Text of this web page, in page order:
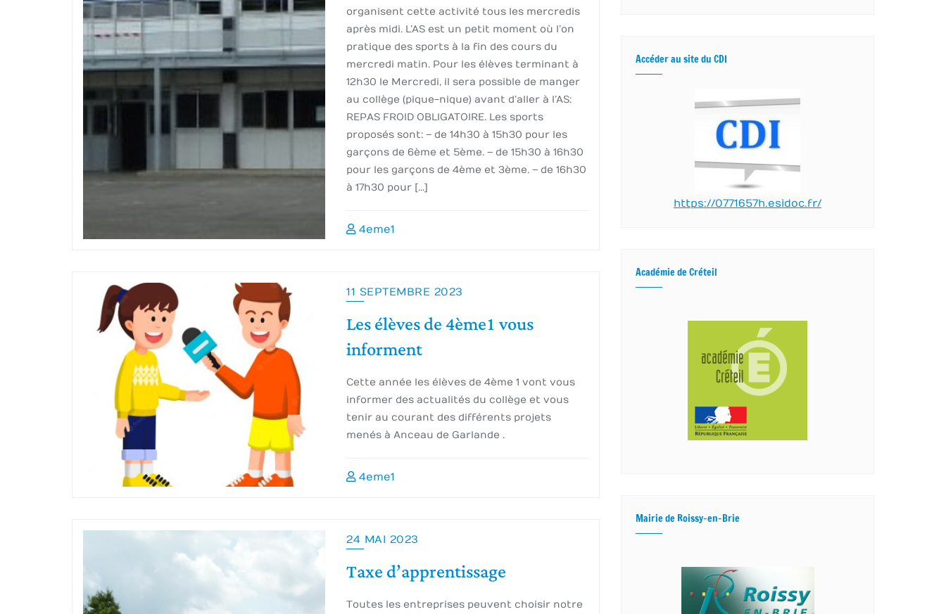
organisent cette activité tous les mercredis
après midi. L’AS est un petit moment où l’on
pratique des sports à la fin des cours du
mercredi matin. Pour les élèves terminant à
12h30 le Mercredi, il sera possible de manger
au collège (pique-nique) avant d’aller à l’AS :
REPAS FROID OBLIGATOIRE . Les sports
proposés sont : – de 14h30 à 15h30 pour les
garçons de 6ème et 5ème. – de 15h30 à 16h30
pour les garçons de 4ème et 3ème. – de 16h30
à 17h30 pour […]
4eme1
11 SEPTEMBRE 2023
Les élèves de 4ème1 vous
informent
Cette année les élèves de 4ème 1 vont vous
informer des actualités du collège et vous
tenir au courant des différents projets
menés à Anceau de Garlande .
4eme1
24 MAI 2023
Taxe d’apprentissage
Toutes les entreprises peuvent choisir notre
Accéder au site du CDI
https://0771657h.esidoc.fr/
Académie de Créteil
Mairie de Roissy-en-Brie